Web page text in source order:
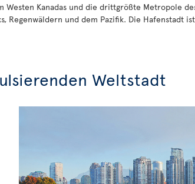
Kanadas und die drittgrößte Metropole
Regenwäldern und dem Pazifik. Die Hafenstadt
Weltstadt